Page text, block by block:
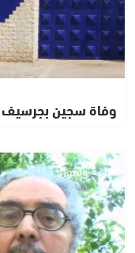
وفاة سجين
ثقافة وفنون